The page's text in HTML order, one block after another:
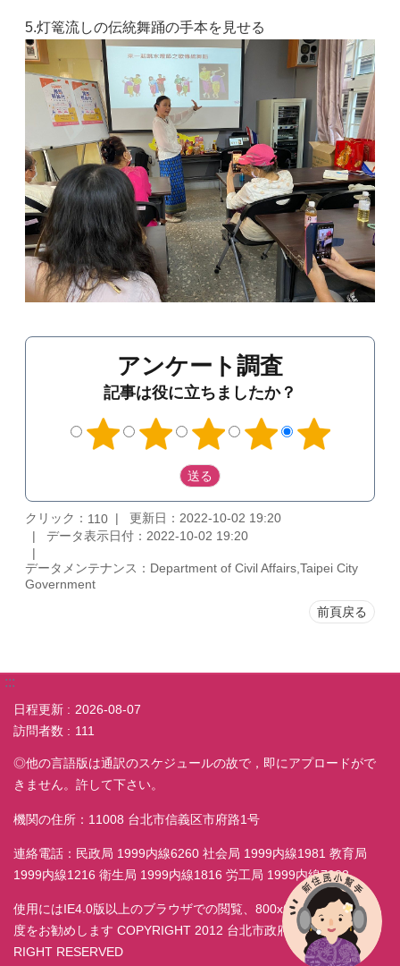
5.灯篭流しの伝統舞踊の手本を見せる
アンケート調査
記事は役に立ちましたか？
クリック： 110
更新日：2022-10-02 19:20
データ表示日付：2022-10-02 19:20
データメンテナンス：Department of Civil Affairs,Taipei City
Government
前頁戻る
:::
日程更新
2026-08-07
訪問者数
111
◎他の言語版は通訳のスケジュールの故で，即にアプロードがで
きません。許して下さい。
機関の住所：11008 台北市信義区市府路1号
連絡電話：民政局 1999内線6260 社会局 1999内線1981 教育局
1999内線1216 衛生局 1999内線1816 労工局 1999内線7038
使用にはIE4.0版以上のブラウザでの閲覧、800x600モニター解析
度をお勧めします COPYRIGHT 2012 台北市政府民政局 ALL
RIGHT RESERVED